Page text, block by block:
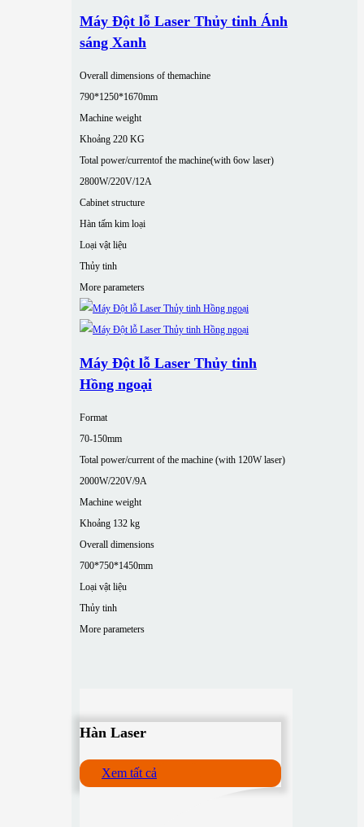
Máy Đột lỗ Laser Thủy tinh Ánh
sáng Xanh
Overall dimensions of themachine
790*1250*1670mm
Machine weight
Khoảng 220 KG
Total power/currentof the machine(with 6ow laser)
2800W/220V/12A
Cabinet structure
Hàn tấm kim loại
Loại vật liệu
Thủy tinh
More parameters
Máy Đột lỗ Laser Thủy tinh
Hồng ngoại
Format
70-150mm
Total power/current of the machine (with 120W laser)
2000W/220V/9A
Machine weight
Khoảng 132 kg
Overall dimensions
700*750*1450mm
Loại vật liệu
Thủy tinh
More parameters
Hàn Laser
Xem tất cả